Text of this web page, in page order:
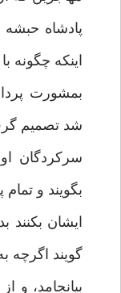
پادشاه
اینکه چگونه
بمشورت
شد تصمیم
سرکردگان
بگویند و
ایشان
گویند اگرچه
بیانجامد، و